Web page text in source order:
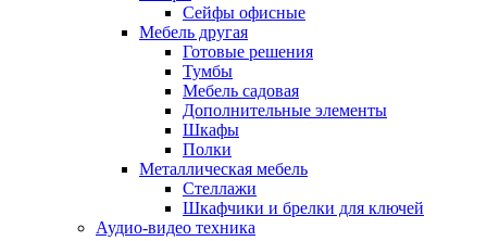
Сейфы офисные
Мебель другая
Готовые решения
Тумбы
Мебель садовая
Дополнительные элементы
Шкафы
Полки
Металлическая мебель
Стеллажи
Шкафчики и брелки для ключей
Аудио-видео техника